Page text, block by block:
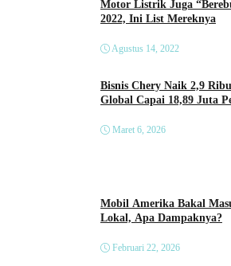
Motor Listrik Juga
2022, Ini List Mereknya
Agustus 14, 2022
Bisnis Chery Naik 2,9
Global Capai 18,89 Juta
Maret 6, 2026
Mobil Amerika Bakal
Lokal, Apa Dampaknya?
Februari 22, 2026